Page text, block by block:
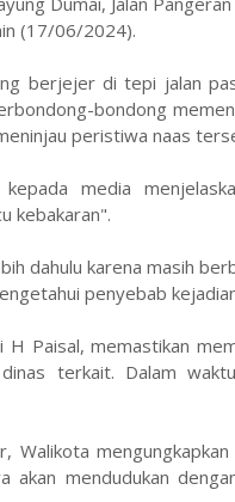
(17/06/2024).
berjejer di tepi jalan
bondong
peristiwa naas
media
kebakaran".
dahulu karena masih
penyebab
Paisal, memastikan
terkait. Dalam
Walikota
mendudukan